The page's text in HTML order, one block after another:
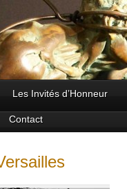
Les Invités d’Honneur
Contact